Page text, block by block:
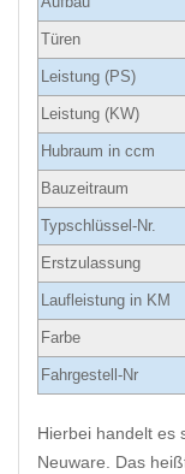
Türen
Leistung (PS)
Leistung (KW)
Hubraum in ccm
Bauzeitraum
Typschlüssel-Nr.
Erstzulassung
Laufleistung in KM
Farbe
Fahrgestell-Nr
Hierbei handelt es
Neuware. Das